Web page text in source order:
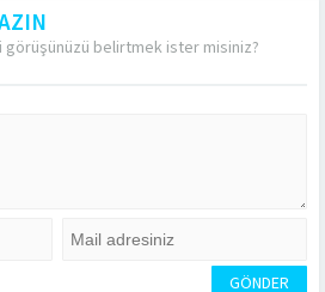
görüşünüzü belirtmek ister misiniz?